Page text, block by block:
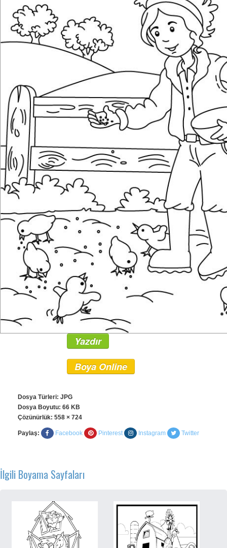
Yazdır
Boya Online
Dosya Türleri: JPG
Dosya Boyutu: 66 KB
Çözünürlük: 558 × 724
Paylaş: Facebook Pinterest Instagram Twitter
İlgili Boyama Sayfaları